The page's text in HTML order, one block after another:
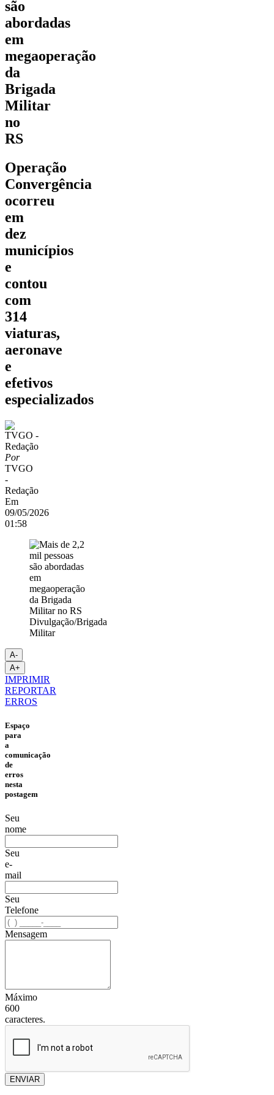
são
abordadas
em
megaoperação
da
Brigada
Militar
no
RS
Operação
Convergência
ocorreu
em
dez
municípios
e
contou
com
314
viaturas,
aeronave
e
efetivos
especializados
Por
TVGO
-
Redação
Em
09/05/2026
01:58
Divulgação/Brigada
Militar
A-
A+
IMPRIMIR
REPORTAR
ERROS
Espaço
para
a
comunicação
de
erros
nesta
postagem
Seu
nome
Seu
e-
mail
Seu
Telefone
Mensagem
Máximo
600
caracteres.
ENVIAR